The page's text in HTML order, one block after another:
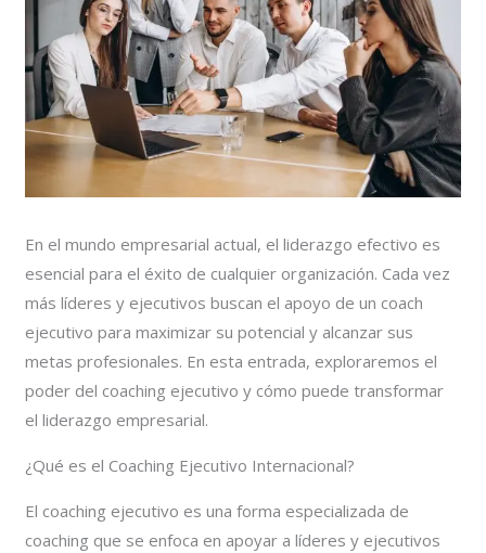
En el mundo empresarial actual, el liderazgo efectivo es
esencial para el éxito de cualquier organización. Cada vez
más líderes y ejecutivos buscan el apoyo de un coach
ejecutivo para maximizar su potencial y alcanzar sus
metas profesionales. En esta entrada, exploraremos el
poder del coaching ejecutivo y cómo puede transformar
el liderazgo empresarial.
¿Qué es el Coaching Ejecutivo Internacional?
El coaching ejecutivo es una forma especializada de
coaching que se enfoca en apoyar a líderes y ejecutivos